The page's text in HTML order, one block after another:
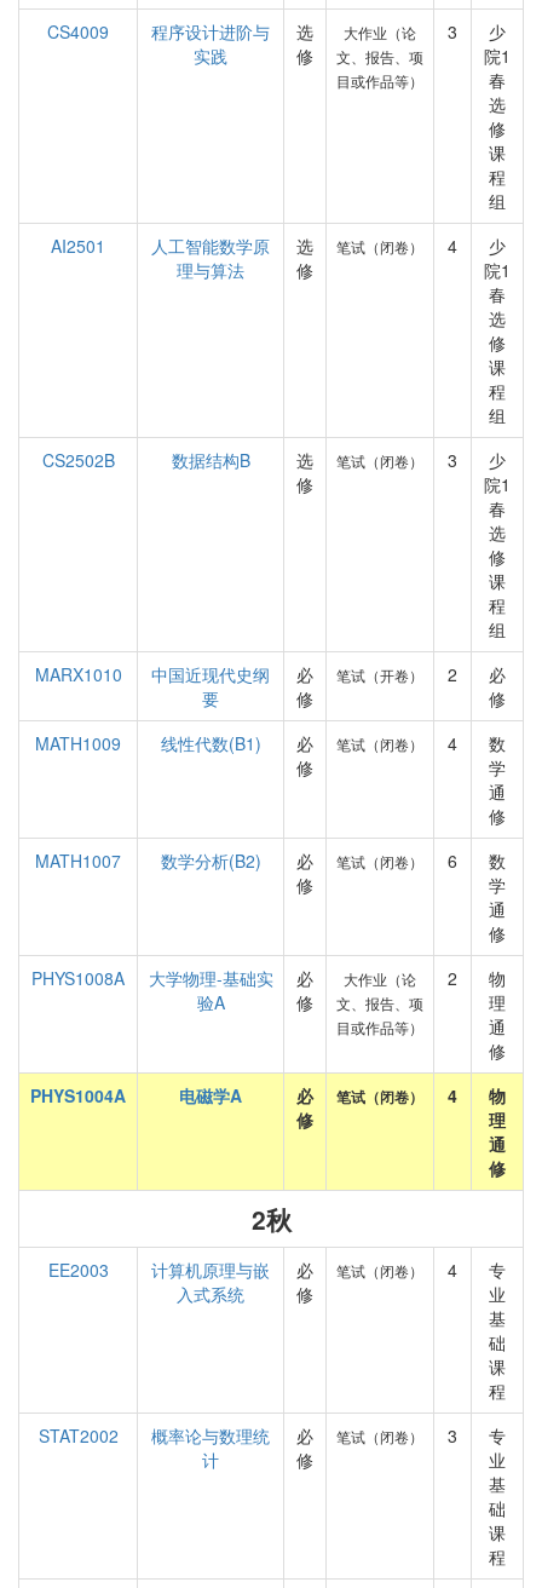
CS4009
程序设计进阶与
实践
选
修
大作业（论
文、报告、项
目或作品等）
3
少
院1
春
选
修
课
程
组
AI2501
人工智能数学原
理与算法
选
修
笔试（闭卷） 4
少
院1
春
选
修
课
程
组
CS2502B
数据结构B
选
修
笔试（闭卷） 3
少
院1
春
选
修
课
程
组
MARX1010
中国近现代史纲
要
必
修
笔试（开卷） 2
必
修
MATH1009
线性代数(B1)
必
修
笔试（闭卷） 4
数
学
通
修
MATH1007
数学分析(B2)
必
修
笔试（闭卷） 6
数
学
通
修
PHYS1008A
大学物理-基础实
验A
必
修
大作业（论
文、报告、项
目或作品等）
2
物
理
通
修
PHYS1004A
电磁学A
必
修
笔试（闭卷） 4
物
理
通
修
2秋
EE2003
计算机原理与嵌
入式系统
必
修
笔试（闭卷） 4
专
业
基
础
课
程
STAT2002
概率论与数理统
计
必
修
笔试（闭卷） 3
专
业
基
础
课
程